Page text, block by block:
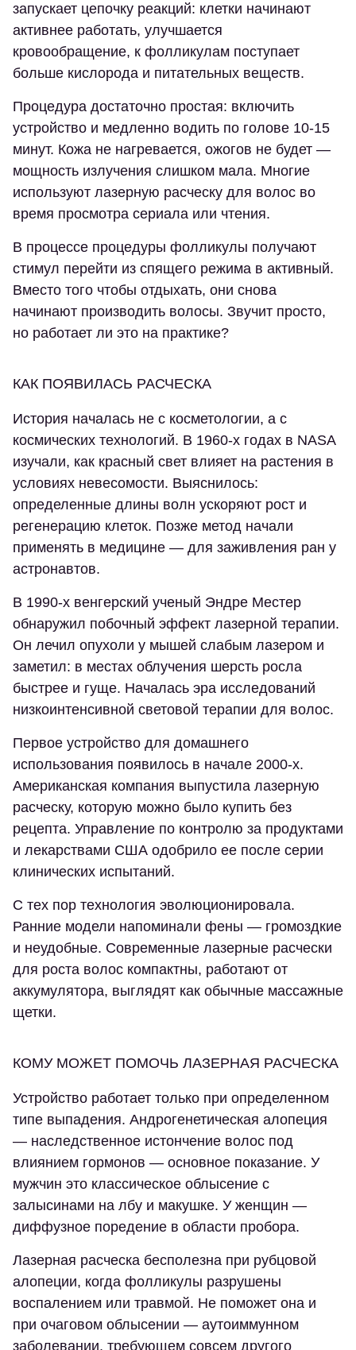
запускает цепочку реакций: клетки начинают
активнее работать, улучшается
кровообращение, к фолликулам поступает
больше кислорода и питательных веществ.
Процедура достаточно простая: включить
устройство и медленно водить по голове 10-15
минут. Кожа не нагревается, ожогов не будет —
мощность излучения слишком мала. Многие
используют лазерную расческу для волос во
время просмотра сериала или чтения.
В процессе процедуры фолликулы получают
стимул перейти из спящего режима в активный.
Вместо того чтобы отдыхать, они снова
начинают производить волосы. Звучит просто,
но работает ли это на практике?
КАК ПОЯВИЛАСЬ РАСЧЕСКА
История началась не с косметологии, а с
космических технологий. В 1960-х годах в NASA
изучали, как красный свет влияет на растения в
условиях невесомости. Выяснилось:
определенные длины волн ускоряют рост и
регенерацию клеток. Позже метод начали
применять в медицине — для заживления ран у
астронавтов.
В 1990-х венгерский ученый Эндре Местер
обнаружил побочный эффект лазерной терапии.
Он лечил опухоли у мышей слабым лазером и
заметил: в местах облучения шерсть росла
быстрее и гуще. Началась эра исследований
низкоинтенсивной световой терапии для волос.
Первое устройство для домашнего
использования появилось в начале 2000-х.
Американская компания выпустила лазерную
расческу, которую можно было купить без
рецепта. Управление по контролю за продуктами
и лекарствами США одобрило ее после серии
клинических испытаний.
С тех пор технология эволюционировала.
Ранние модели напоминали фены — громоздкие
и неудобные. Современные лазерные расчески
для роста волос компактны, работают от
аккумулятора, выглядят как обычные массажные
щетки.
КОМУ МОЖЕТ ПОМОЧЬ ЛАЗЕРНАЯ РАСЧЕСКА
Устройство работает только при определенном
типе выпадения. Андрогенетическая алопеция
— наследственное истончение волос под
влиянием гормонов — основное показание. У
мужчин это классическое облысение с
залысинами на лбу и макушке. У женщин —
диффузное поредение в области пробора.
Лазерная расческа бесполезна при рубцовой
алопеции, когда фолликулы разрушены
воспалением или травмой. Не поможет она и
при очаговом облысении — аутоиммунном
заболевании, требующем совсем другого